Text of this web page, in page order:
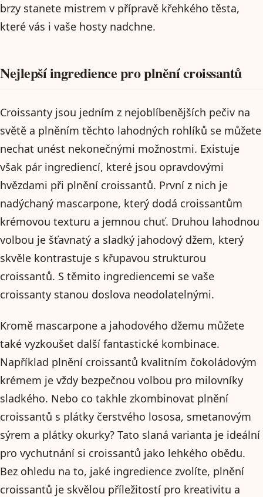
brzy stanete mistrem v přípravě křehkého těsta,
které vás i vaše hosty nadchne.
Nejlepší ingredience pro plnění croissantů
Croissanty jsou jedním z nejoblíbenějších pečiv na
světě a plněním těchto lahodných rohlíků se můžete
nechat unést nekonečnými možnostmi. Existuje
však pár ingrediencí, které jsou opravdovými
hvězdami při plnění croissantů. První z nich je
nadýchaný mascarpone, který dodá croissantům
krémovou texturu a jemnou chuť. Druhou lahodnou
volbou je šťavnatý a sladký jahodový džem, který
skvěle kontrastuje s křupavou strukturou
croissantů. S těmito ingrediencemi se vaše
croissanty stanou doslova neodolatelnými.
Kromě mascarpone a jahodového džemu můžete
také vyzkoušet další fantastické kombinace.
Například plnění croissantů kvalitním čokoládovým
krémem je vždy bezpečnou volbou pro milovníky
sladkého. Nebo co takhle zkombinovat plnění
croissantů s plátky čerstvého lososa, smetanovým
sýrem a plátky okurky? Tato slaná varianta je ideální
pro vychutnání si croissantů jako lehkého obědu.
Bez ohledu na to, jaké ingredience zvolíte, plnění
croissantů je skvělou příležitostí pro kreativitu a